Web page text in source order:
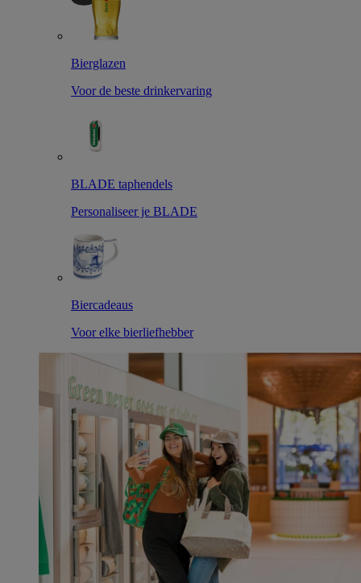
Bierglazen
Voor de beste drinkervaring
BLADE taphendels
Personaliseer je BLADE
Biercadeaus
Voor elke bierliefhebber